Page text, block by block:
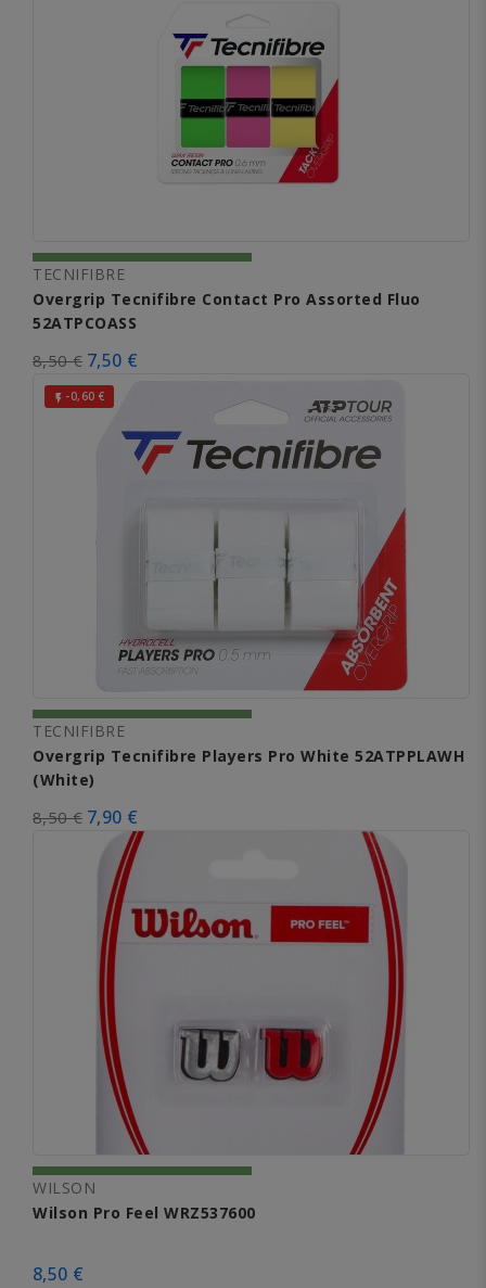
TECNIFIBRE
Overgrip Tecnifibre Contact Pro Assorted Fluo
52ATPCOASS
8,50 € 7,50 €
 -0,60 €
TECNIFIBRE
Overgrip Tecnifibre Players Pro White 52ATPPLAWH
(White)
8,50 € 7,90 €
WILSON
Wilson Pro Feel WRZ537600
8,50 €